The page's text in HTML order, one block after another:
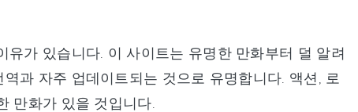
가 있습니다. 이 사이트는 유명한 만화부터 덜 알려
과 자주 업데이트되는 것으로 유명합니다. 액션, 로
만화가 있을 것입니다.